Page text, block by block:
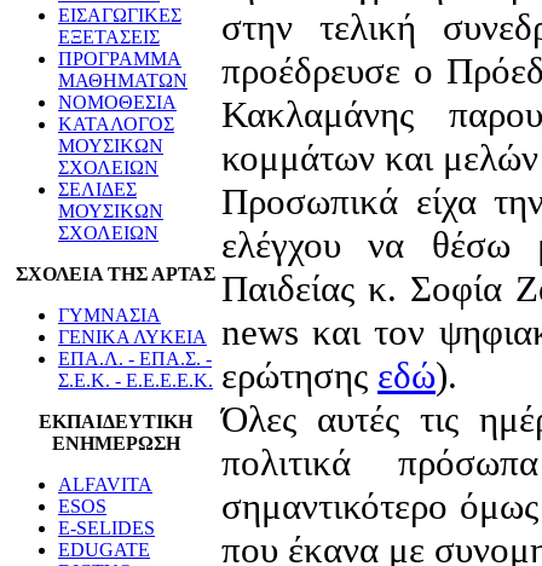
ΕΙΣΑΓΩΓΙΚΕΣ
ΕΞΕΤΑΣΕΙΣ
ΠΡΟΓΡΑΜΜΑ
ΜΑΘΗΜΑΤΩΝ
ΝΟΜΟΘΕΣΙΑ
ΚΑΤΑΛΟΓΟΣ
ΜΟΥΣΙΚΩΝ
ΣΧΟΛΕΙΩΝ
ΣΕΛΙΔΕΣ
ΜΟΥΣΙΚΩΝ
ΣΧΟΛΕΙΩΝ
ΣΧΟΛΕΙΑ ΤΗΣ ΑΡΤΑΣ
ΓΥΜΝΑΣΙΑ
ΓΕΝΙΚΑ ΛΥΚΕΙΑ
ΕΠΑ.Λ. - ΕΠΑ.Σ. -
Σ.Ε.Κ. - Ε.Ε.Ε.Ε.Κ.
ΕΚΠΑΙΔΕΥΤΙΚΗ
ΕΝΗΜΕΡΩΣΗ
ALFAVITA
ESOS
E-SELIDES
EDUGATE
στην τελική
προέδρευσε ο
Κακλαμάνης
κομμάτων και μελών
Προσωπικά είχα
ελέγχου να
Παιδείας κ. Σοφία
news και τον
ερώτησης εδώ).
Όλες αυτές τις
πολιτικά
σημαντικότερο
που έκανα με